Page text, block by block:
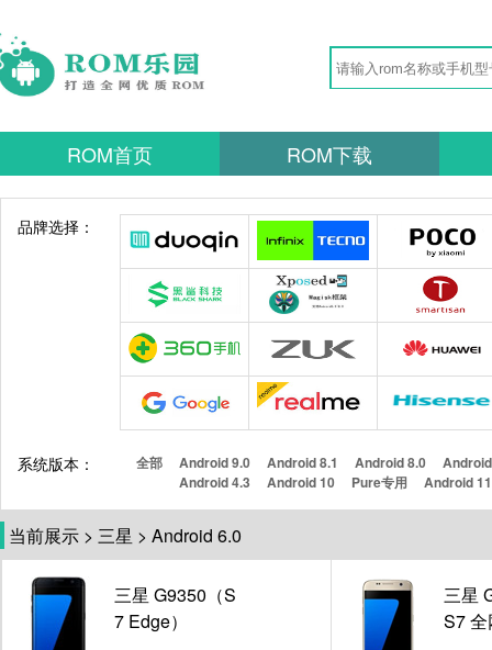
ROM首页 ROM下载
品牌选择：
系统版本： 全部 Android 9.0 Android 8.1 Android 8.0
Android 4.3
Android 10 Pure专用 Android 11
当前展示 > 三星 > Android 6.0
三星 G9350（S
7 Edge）
三星
S7